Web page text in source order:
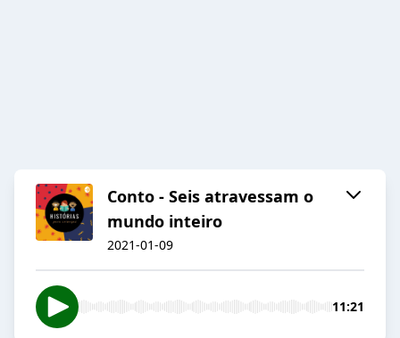
Conto - Seis atravessam o
mundo inteiro
2021-01-09
11:21